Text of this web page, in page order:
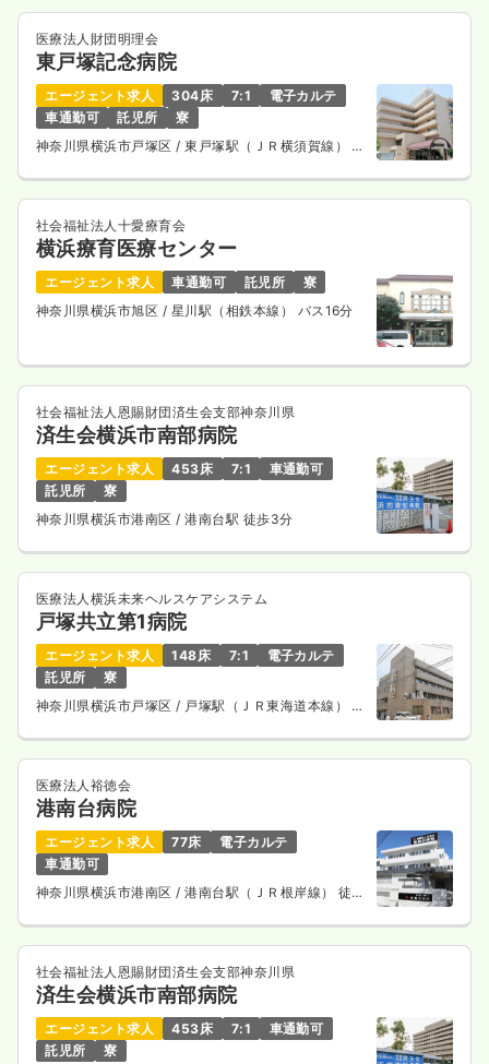
医療法人財団明理会
東戸塚記念病院
エージェント求人 304床 7:1
電子カルテ
車通勤可
託児所
寮
神奈川県横浜市戸塚区/ 東戸塚駅（ＪＲ横須賀線） 徒
社会福祉法人十愛療育会
横浜療育医療センター
エージェント求人 車通勤可 託児所
寮
神奈川県横浜市旭区 / 星川駅（相鉄本線） バス16分
社会福祉法人恩賜財団済生会支部神奈川県
済生会横浜市南部病院
エージェント求人 453床 7:1
車通勤可
託児所
寮
神奈川県横浜市港南区/ 港南台駅 徒歩3分
医療法人横浜未来ヘルスケアシステム
戸塚共立第1病院
エージェント求人 148床 7:1
電子カルテ
託児所
寮
神奈川県横浜市戸塚区/ 戸塚駅（ＪＲ東海道本線） 徒
医療法人裕徳会
港南台病院
エージェント求人 77床
電子カルテ
車通勤可
神奈川県横浜市港南区/ 港南台駅（ＪＲ根岸線） 徒歩
社会福祉法人恩賜財団済生会支部神奈川県
済生会横浜市南部病院
エージェント求人 453床 7:1
車通勤可
託児所
寮